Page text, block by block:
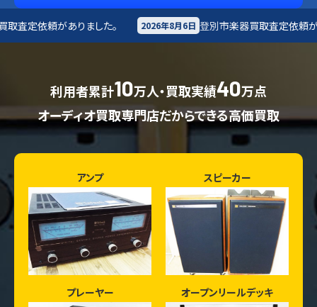
。 2026年8月6日 登別市 楽器買取査定依頼がありました。 2026
利用者累計10万人・買取実績40万点
オーディオ買取専門店だからできる高価買取
アンプ スピーカー
プレーヤー オープンリールデッキ